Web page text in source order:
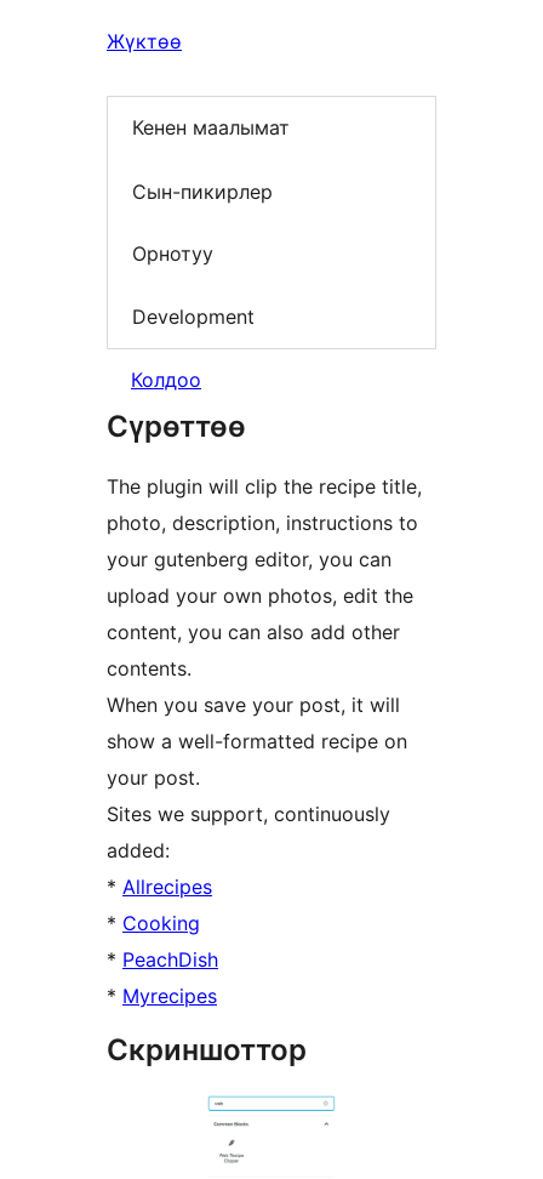
Жүктөө
Кенен маалымат
Сын-пикирлер
Орнотуу
Development
Колдоо
Сүрөттөө
The plugin will clip the recipe title,
photo, description, instructions to
your gutenberg editor, you can
upload your own photos, edit the
content, you can also add other
contents.
When you save your post, it will
show a well-formatted recipe on
your post.
Sites we support, continuously
added:
* Allrecipes
* Cooking
* PeachDish
* Myrecipes
Скриншоттор